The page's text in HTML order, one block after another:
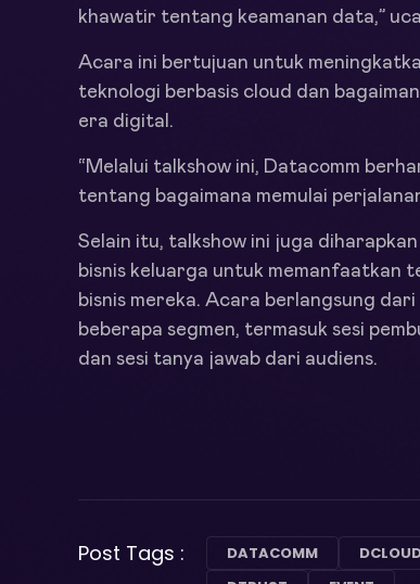
khawatir tentang keamanan data,”
Acara ini bertujuan untuk
teknologi berbasis cloud dan
era digital.
“Melalui talkshow ini, Datacomm
tentang bagaimana memulai
Selain itu, talkshow ini juga
bisnis keluarga untuk memanfaatkan
bisnis mereka. Acara berlangsung
beberapa segmen, termasuk sesi
dan sesi tanya jawab dari audiens.
Post Tags : DATACOMM